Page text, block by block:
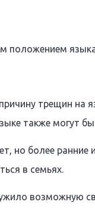
положением
трещин на
также могут
но более ранние
в семьях.
возможную